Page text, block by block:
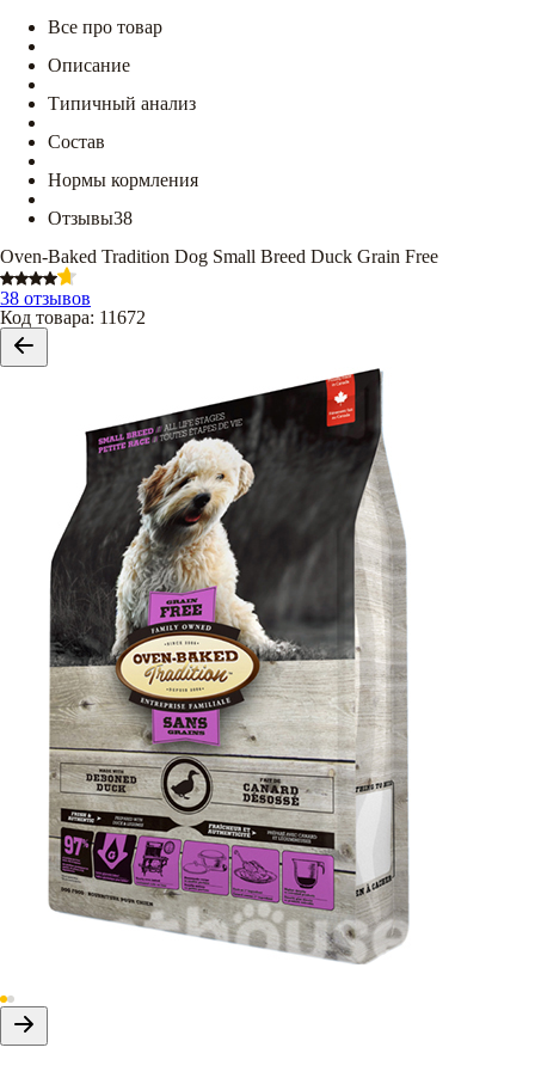
Все про товар
Описание
Типичный анализ
Состав
Нормы кормления
Отзывы38
Oven-Baked Tradition Dog Small Breed Duck Grain Free
38 отзывов
Код товара: 11672